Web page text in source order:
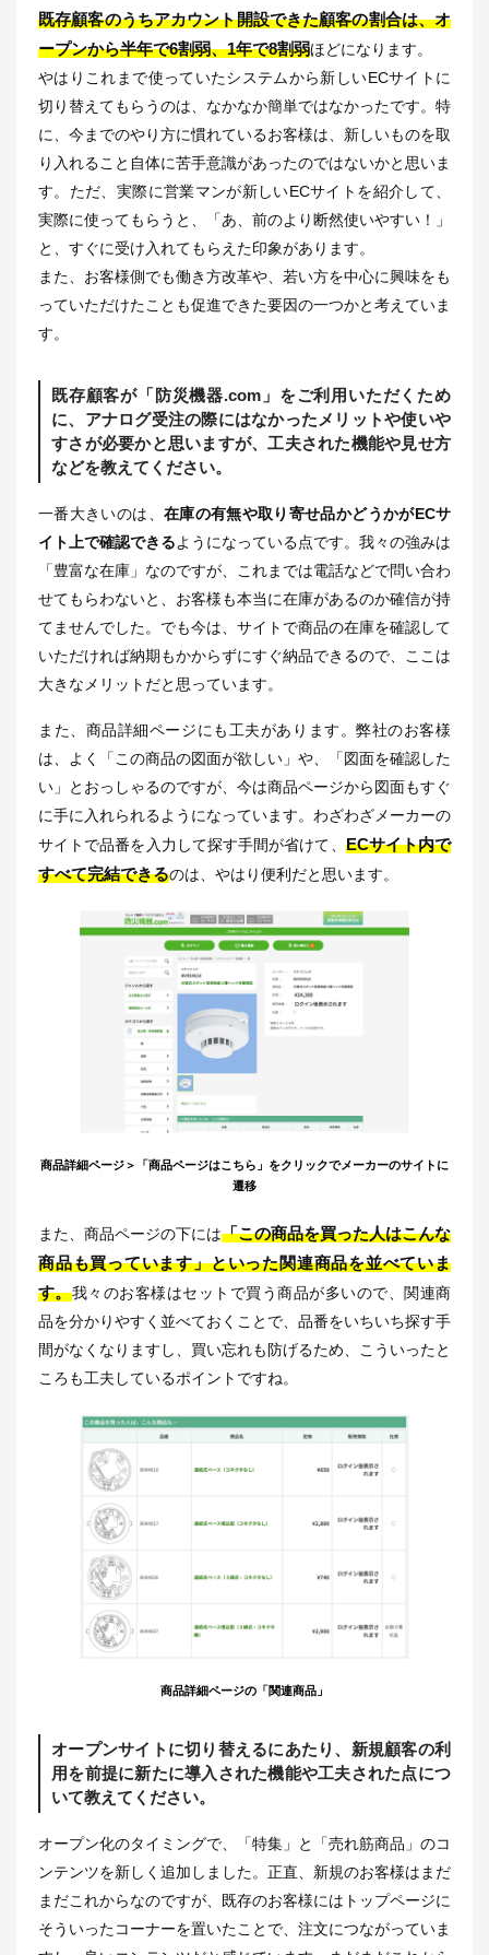
既存顧客のうちアカウント開設できた顧客の割合は、オ
ープンから半年で6割弱、1年で8割弱ほどになります。
やはりこれまで使っていたシステムから新しいECサイトに
切り替えてもらうのは、なかなか簡単ではなかったです。特
に、今までのやり方に慣れているお客様は、新しいものを取
り入れること自体に苦手意識があったのではないかと思いま
す。ただ、実際に営業マンが新しいECサイトを紹介して、
実際に使ってもらうと、「あ、前のより断然使いやすい！」
と、すぐに受け入れてもらえた印象があります。
また、お客様側でも働き方改革や、若い方を中心に興味をも
っていただけたことも促進できた要因の一つかと考えていま
す。
既存顧客が「防災機器.com」をご利用いただくため
に、アナログ受注の際にはなかったメリットや使いや
すさが必要かと思いますが、工夫された機能や見せ方
などを教えてください。
一番大きいのは、 在庫の有無や取り寄せ品かどうかがECサ
イト上で確認できるようになっている点です。我々の強みは
「豊富な在庫」なのですが、これまでは電話などで問い合わ
せてもらわないと、お客様も本当に在庫があるのか確信が持
てませんでした。でも今は、サイトで商品の在庫を確認して
いただければ納期もかからずにすぐ納品できるので、ここは
大きなメリットだと思っています。
また、商品詳細ページにも工夫があります。弊社のお客様
は、よく「この商品の図面が欲しい」や、「図面を確認した
い」とおっしゃるのですが、今は商品ページから図面もすぐ
に手に入れられるようになっています。わざわざメーカーの
サイトで品番を入力して探す手間が省けて、 ECサイト内で
すべて完結できるのは、やはり便利だと思います。
商品詳細ページ＞「商品ページはこちら」をクリックでメーカーのサイトに
遷移
また、商品ページの下には「この商品を買った人はこんな
商品も買っています」といった関連商品を並べていま
す。我々のお客様はセットで買う商品が多いので、関連商
品を分かりやすく並べておくことで、品番をいちいち探す手
間がなくなりますし、買い忘れも防げるため、こういったと
ころも工夫しているポイントですね。
商品詳細ページの「関連商品」
オープンサイトに切り替えるにあたり、新規顧客の利
用を前提に新たに導入された機能や工夫された点につ
いて教えてください。
オープン化のタイミングで、「特集」と「売れ筋商品」のコ
ンテンツを新しく追加しました。正直、新規のお客様はまだ
まだこれからなのですが、既存のお客様にはトップページに
そういったコーナーを置いたことで、注文につながっていま